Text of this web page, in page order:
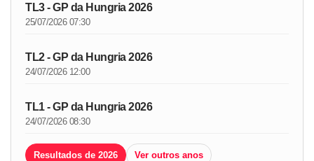
TL3 - GP da Hungria 2026
25/07/2026 07:30
TL2 - GP da Hungria 2026
24/07/2026 12:00
TL1 - GP da Hungria 2026
24/07/2026 08:30
Resultados de 2026 Ver outros anos